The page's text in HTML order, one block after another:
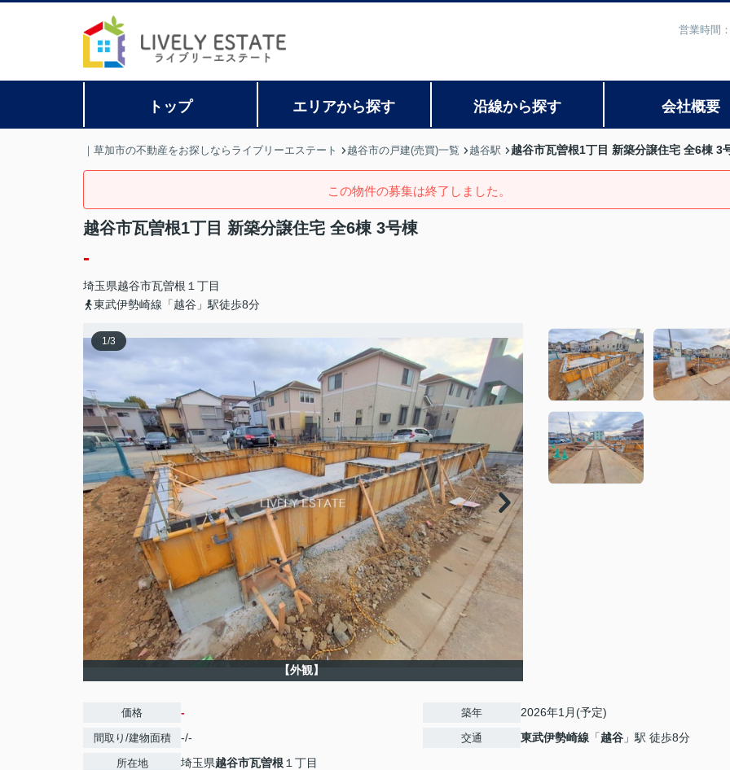
営業時間
トップ エリアから探す 沿線から探す 会社概要
｜草加市の不動産をお探しならライブリーエステート 越谷市の戸建(売買)一覧 越谷駅 越谷市瓦曽根1丁目 新築分譲住宅 全6棟 3
この物件の募集は終了しました。
越谷市瓦曽根1丁目 新築分譲住宅 全6棟 3号棟
-
埼玉県越谷市瓦曽根 １丁目
東武伊勢崎線「越谷」駅徒歩8分
1/3
【外観】
価格 -
間取り/建物面積 -/-
所在地 埼玉県越谷市瓦曽根 １丁目
築年 2026年1月(予定)
交通 東武伊勢崎線 「越谷 」駅 徒歩8分